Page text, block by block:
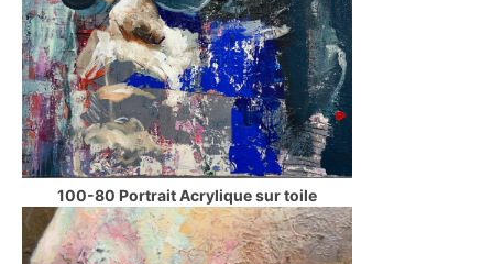
100-80 Portrait Acrylique sur toile